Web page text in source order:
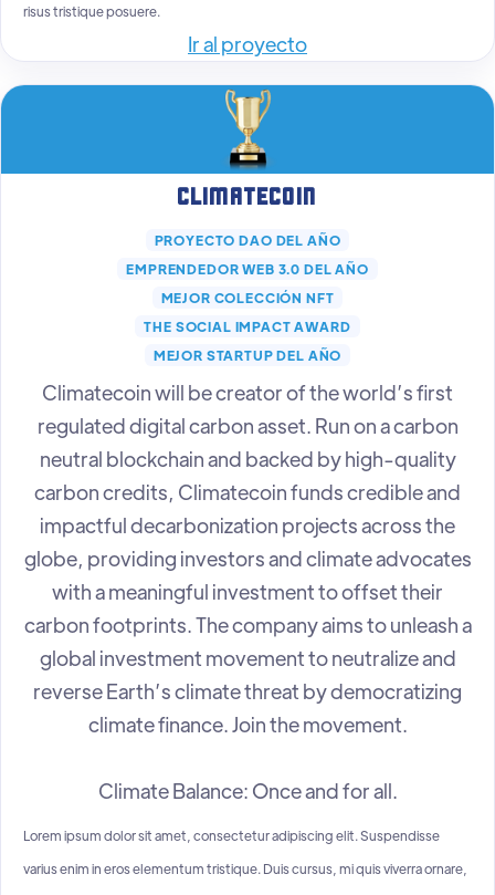
risus tristique posuere.
Ir al proyecto
Climatecoin
PROYECTO DAO DEL AÑO
EMPRENDEDOR WEB 3.0 DEL AÑO
MEJOR COLECCIÓN NFT
THE SOCIAL IMPACT AWARD
MEJOR STARTUP DEL AÑO
Climatecoin will be creator of the world’s first
regulated digital carbon asset. Run on a carbon
neutral blockchain and backed by high-quality
carbon credits, Climatecoin funds credible and
impactful decarbonization projects across the
globe, providing investors and climate advocates
with a meaningful investment to offset their
carbon footprints. The company aims to unleash a
global investment movement to neutralize and
reverse Earth’s climate threat by democratizing
climate finance. Join the movement.
Climate Balance: Once and for all.
Lorem ipsum dolor sit amet, consectetur adipiscing elit. Suspendisse
varius enim in eros elementum tristique. Duis cursus, mi quis viverra ornare,